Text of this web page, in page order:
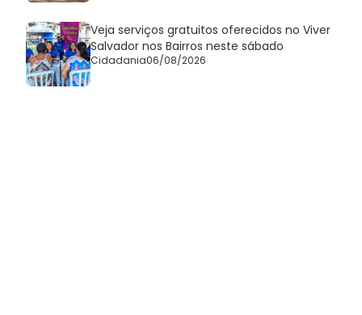
Veja serviços gratuitos oferecidos no Viver
Salvador nos Bairros neste sábado
Cidadania06/08/2026